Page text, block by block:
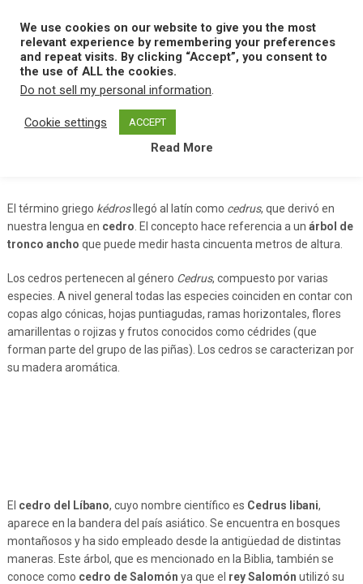
content
MENU
Home C Cedro
El término griego kédrosllegó al latín como cedrus, que derivó en
nuestra lengua en cedro . El concepto hace referencia a un árbol de
tronco ancho que puede medir hasta cincuenta metros de altura.
Los cedros pertenecen al género Cedrus, compuesto por varias
especies. A nivel general todas las especies coinciden en contar con
copas algo cónicas, hojas puntiagudas, ramas horizontales, flores
amarillentas o rojizas y frutos conocidos como cédrides (que
forman parte del grupo de las piñas). Los cedros se caracterizan por
su madera aromática.
El cedro del Líbano, cuyo nombre científico es Cedrus libani,
aparece en la bandera del país asiático. Se encuentra en bosques
montañosos y ha sido empleado desde la antigüedad de distintas
maneras. Este árbol, que es mencionado en la Biblia, también se
conoce como cedro de Salomón ya que el rey Salomón utilizó su
We use cookies on our website to give you the most
relevant experience by remembering your preferences
and repeat visits. By clicking “Accept”, you consent to
the use of ALL the cookies.
Do not sell my personal information.
Cookie settings ACCEPT
Read More